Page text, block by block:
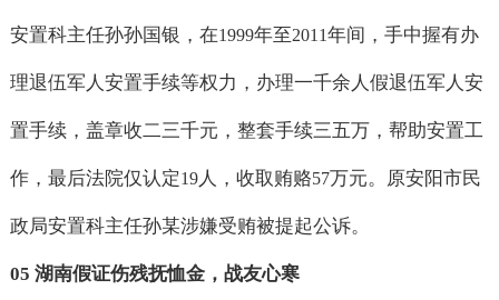
安置科主任孙孙国银，在1999年至2011年间，手中握有办
理退伍军人安置手续等权力，办理一千余人假退伍军人安
置手续，盖章收二三千元，整套手续三五万，帮助安置工
作，最后法院仅认定19人，收取贿赂57万元。原安阳市民
政局安置科主任孙某涉嫌受贿被提起公诉。
05 湖南假证伤残抚恤金，战友心寒